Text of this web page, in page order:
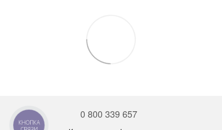
0 800 339 657
КНОПКА
СВЯЗИ